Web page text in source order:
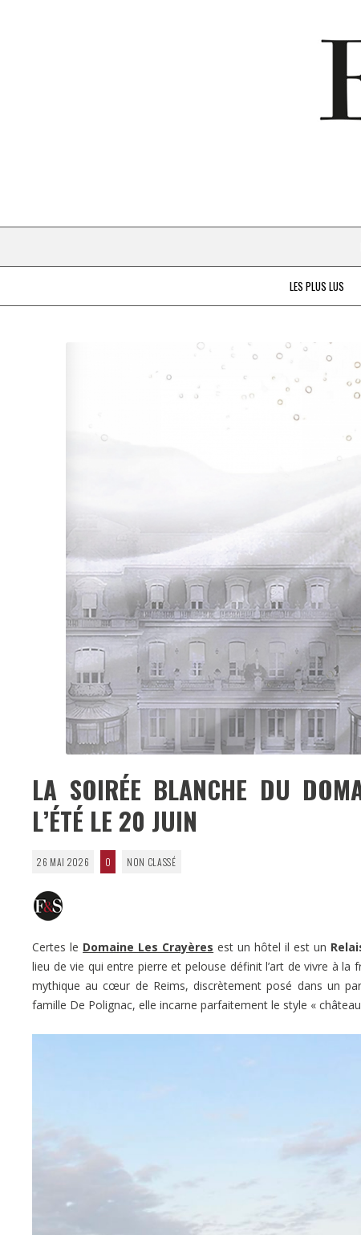
LES PLUS LUS
LA SOIRÉE BLANCHE DU
L’ÉTÉ LE 20 JUIN
26 MAI 2026 0 NON CLASSÉ
Certes le Domaine Les Crayères est un hôtel il est un
lieu de vie qui entre pierre et pelouse définit l’art de vivre à la
mythique au cœur de Reims, discrètement posé dans un
famille De Polignac, elle incarne parfaitement le style «